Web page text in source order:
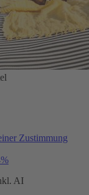
Zustimmung
AI